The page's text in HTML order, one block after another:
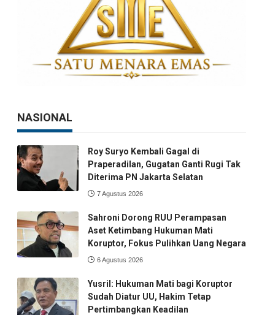
NASIONAL
Roy Suryo Kembali Gagal di
Praperadilan, Gugatan Ganti Rugi Tak
Diterima PN Jakarta Selatan
7 Agustus 2026
Sahroni Dorong RUU Perampasan
Aset Ketimbang Hukuman Mati
Koruptor, Fokus Pulihkan Uang Negara
6 Agustus 2026
Yusril: Hukuman Mati bagi Koruptor
Sudah Diatur UU, Hakim Tetap
Pertimbangkan Keadilan